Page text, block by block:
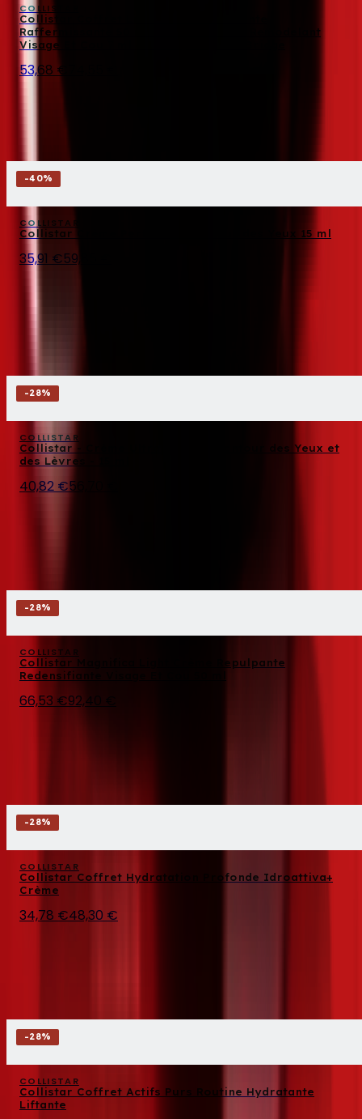
COLLISTAR
Collistar Coffret Lift HD+ Crème Liftante
Raffermissante 50 ml + Sérum Liftant Remodelant
Visage Et Cou 7 ml + Beauty Bag The Bridge
53,68 €
-40%
COLLISTAR
Collistar Crème Perfection Contour des Yeux 15 ml
35,91 €59,85 €
-28%
COLLISTAR
Collistar - Crème Ultra Liftante Contour des Yeux et
des Lèvres - 15 ml
40,82 €56,70 €
-28%
COLLISTAR
Collistar Magnifica Light Crème Repulpante
Redensifiante Visage Et Cou 50 ml
66,53 €92,40 €
-28%
COLLISTAR
Collistar Coffret Hydratation Profonde Idroattiva+
Crème
34,78 €48,30 €
-28%
COLLISTAR
Collistar Coffret Actifs Purs Routine Hydratante
Liftante